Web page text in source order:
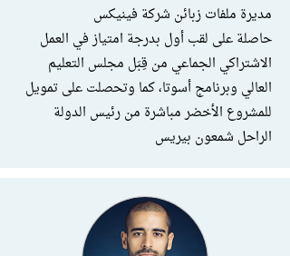
مديرة ملفات زبائن شركة فينيكس
حاصلة على لقب أول بدرجة امتياز في العمل
الاشتراكي الجماعي من قِبَل مجلس التعليم
العالي وبرنامج أسوتا، كما وتحصلت على تمويل
للمشروع الأخضر مباشرة من رئيس الدولة
الراحل شمعون بيريس